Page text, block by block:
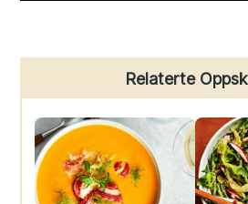
Sidebar
Relaterte